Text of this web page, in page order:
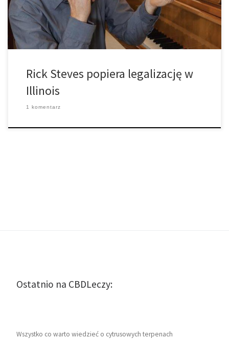
rośnie, co idzie w górę to przychód podatkowy, co oznacza […]
Rick Steves popiera legalizację w
Illinois
1 komentarz
Ostatnio na CBDLeczy:
Wszystko co warto wiedzieć o cytrusowych terpenach